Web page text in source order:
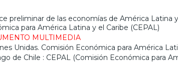
preliminar de las economías de América Latina
para América Latina y el Caribe (CEPAL)
MULTIMEDIA
Unidas. Comisión Económica para América
de Chile : CEPAL (Comisión Económica para